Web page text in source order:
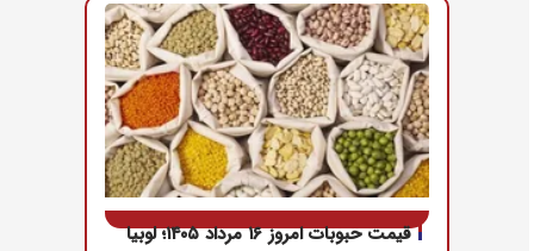
قیمت حبوبات امروز ۱۶ مرداد ۱۴۰۵؛ لوبیا